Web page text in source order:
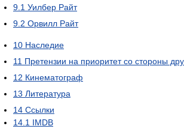
9.1 Уилбер Райт
9.2 Орвилл Райт
10 Наследие
11 Претензии на приоритет со стороны
12 Кинематограф
13 Литература
14 Ссылки
14.1 IMDB